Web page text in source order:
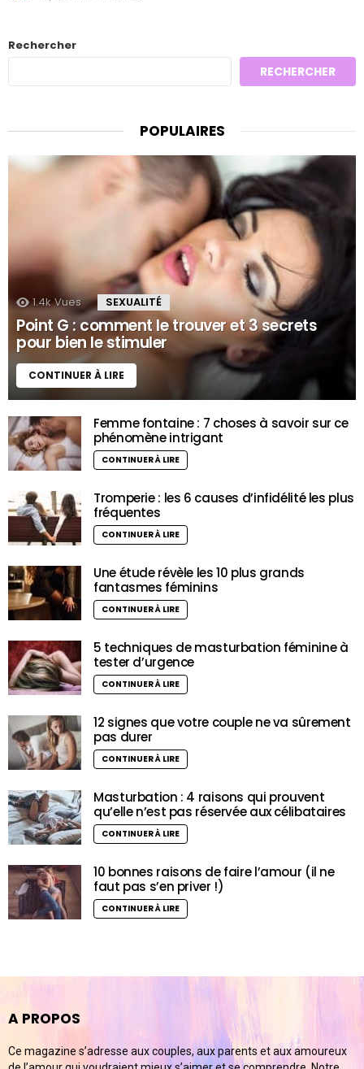
Rechercher
RECHERCHER
POPULAIRES
1.4k Vues SEXUALITÉ
Point G : comment le trouver et 3 secrets
pour bien le stimuler
CONTINUER À LIRE
Femme fontaine : 7 choses à savoir sur ce
phénomène intrigant
CONTINUER À LIRE
Tromperie : les 6 causes d’infidélité les plus
fréquentes
CONTINUER À LIRE
Une étude révèle les 10 plus grands
fantasmes féminins
CONTINUER À LIRE
5 techniques de masturbation féminine à
tester d’urgence
CONTINUER À LIRE
12 signes que votre couple ne va sûrement
pas durer
CONTINUER À LIRE
Masturbation : 4 raisons qui prouvent
qu’elle n’est pas réservée aux célibataires
CONTINUER À LIRE
10 bonnes raisons de faire l’amour (il ne
faut pas s’en priver !)
CONTINUER À LIRE
A PROPOS
Ce magazine s’adresse aux couples, aux parents et aux amoureux